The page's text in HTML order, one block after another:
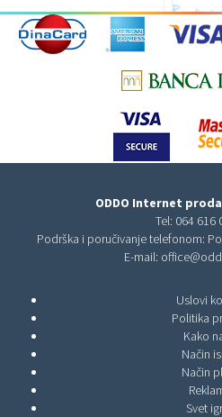
ODDO Internet
Tel: 064 616
Podrška i poručivanje telefonom:
E-mail:
Uslovi
Politika
Kako
Način
Način
Svet